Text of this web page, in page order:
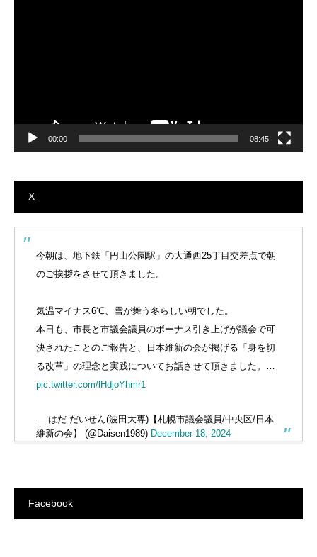
00:00 08:45
X
今朝は、地下鉄「円山公園駅」の大通西25丁目交差点で朝
のご挨拶をさせて頂きました。
気温マイナス6℃、雪が舞う冬らしい朝でした。
本日も、市長と市議会議員のボーナス引き上げが議会で可
決されたことのご報告と、日本維新の会が掲げる「身を切
る改革」の理念と実践についてお話させて頂きました。…
pic.twitter.com/lHdjoYhmr1
— はだ だいせん(波田大専)【札幌市議会議員/中央区/日本
維新の会】 (@Daisen1989) December 18, 2024
Facebook